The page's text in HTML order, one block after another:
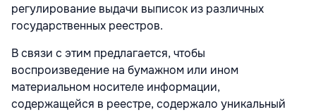
регулирование выдачи выписок из различных
государственных реестров.
В связи с этим предлагается, чтобы
воспроизведение на бумажном или ином
материальном носителе информации,
содержащейся в реестре, содержало уникальный